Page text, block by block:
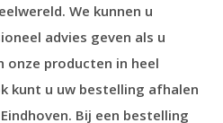
We kunnen u
advies geven als u
onze producten in heel
kunt u uw bestelling afhalen
Bij een bestelling